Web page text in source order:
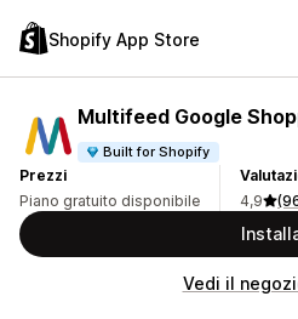
Shopify App Store
Multifeed Google
Built for Shopify
Prezzi
Piano gratuito disponibile
4,9
Vedi il